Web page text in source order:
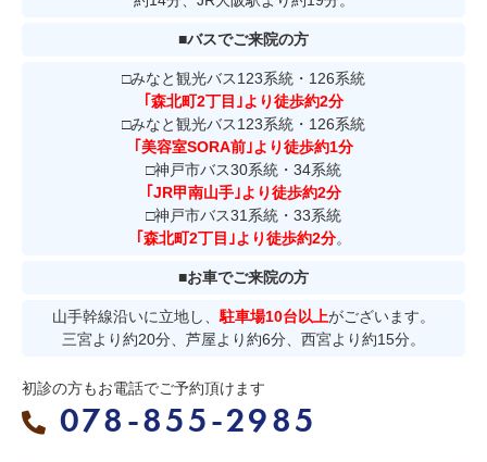
■バスでご来院の方
□みなと観光バス123系統・126系統
｢森北町2丁目｣より徒歩約2分
□みなと観光バス123系統・126系統
｢美容室SORA前｣より徒歩約1分
□神戸市バス30系統・34系統
｢JR甲南山手｣より徒歩約2分
□神戸市バス31系統・33系統
｢森北町2丁目｣より徒歩約2分。
■お車でご来院の方
山手幹線沿いに立地し、駐車場10台以上がございます。
三宮より約20分、芦屋より約6分、西宮より約15分。
初診の方もお電話でご予約頂けます
078-855-2985